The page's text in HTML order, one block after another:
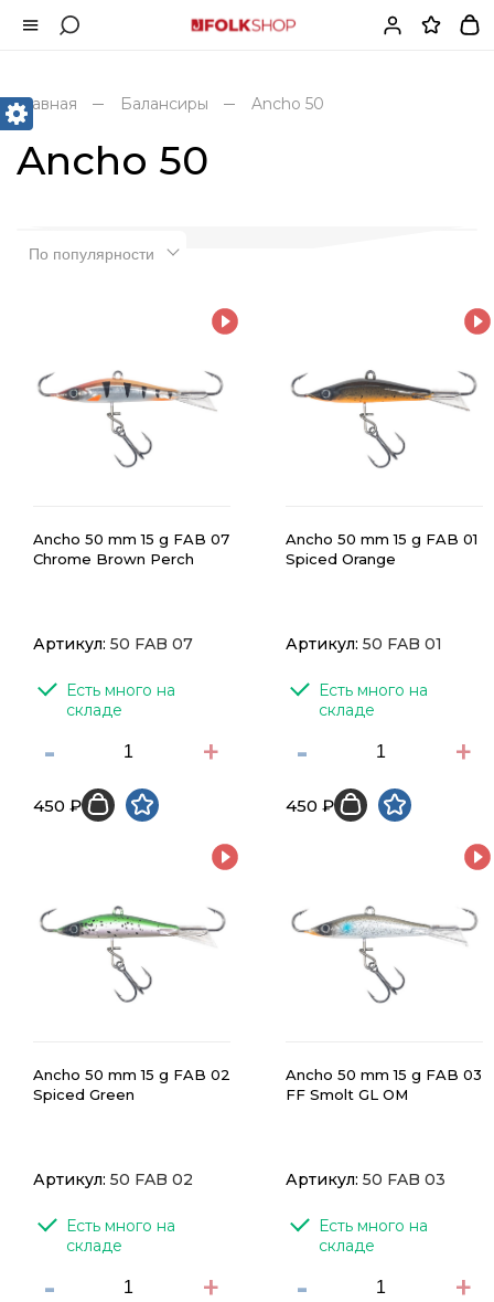
Главная Балансиры Ancho 50
Ancho 50
По популярности
Ancho 50 mm 15 g FAB 07
Chrome Brown Perch
Артикул: 50 FAB 07
Есть много на
складе
- +
450 ₽
Ancho 50 mm 15 g FAB 01
Spiced Orange
Артикул: 50 FAB 01
Есть много на
складе
- +
450 ₽
Ancho 50 mm 15 g FAB 02
Spiced Green
Артикул: 50 FAB 02
Есть много на
складе
- +
Ancho 50 mm 15 g FAB 03
FF Smolt GL OM
Артикул: 50 FAB 03
Есть много на
складе
- +